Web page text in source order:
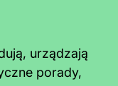
urządzają
porady,